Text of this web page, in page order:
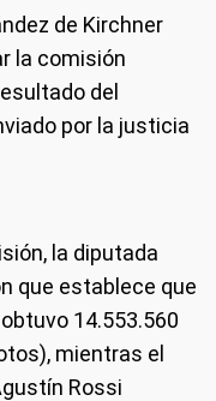
de Kirchner
la comisión
del
por la justicia
la diputada
que establece que
14.553.560
mientras el
Rossi